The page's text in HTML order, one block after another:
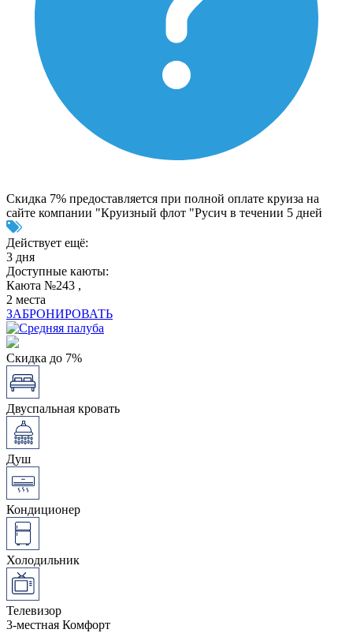
Скидка 7% предоставляется при полной оплате круиза на
сайте компании "Круизный флот "Русич в течении 5 дней
Действует ещё:
3 дня
Доступные каюты:
Каюта №243 ,
2 места
ЗАБРОНИРОВАТЬ
Скидка до 7%
Двуспальная кровать
Душ
Кондиционер
Холодильник
Телевизор
3-местная Комфорт